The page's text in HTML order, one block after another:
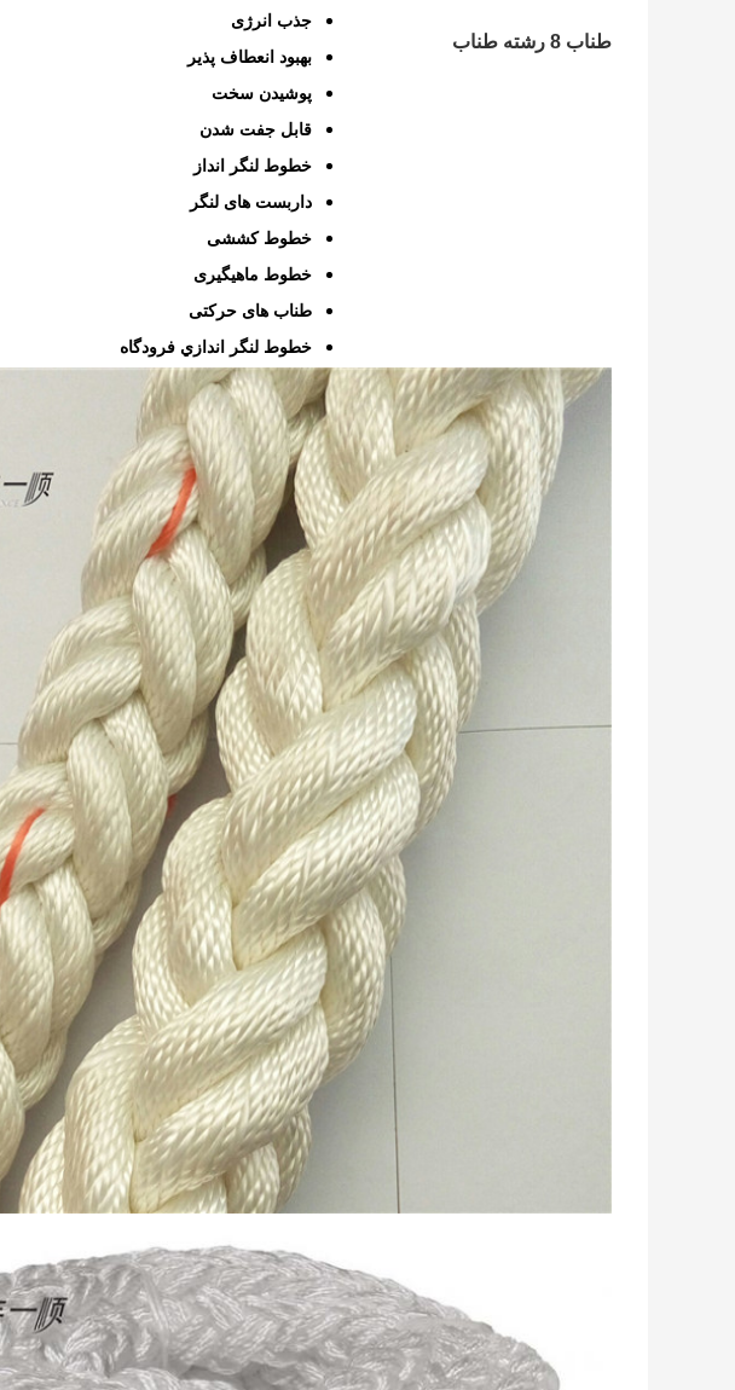
جذب انرژی
بهبود انعطاف پذیر
پوشیدن سخت
قابل جفت شدن
طناب 8 رشته طناب
خطوط لنگر انداز
داربست های لنگر
خطوط کششی
خطوط ماهیگیری
طناب های حرکتی
خطوط لنگر اندازي فرودگاه